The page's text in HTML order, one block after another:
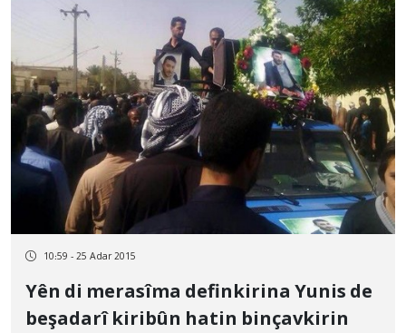
10:59 - 25 Adar 2015
Yên di merasîma definkirina Yunis de
beşadarî kiribûn hatin binçavkirin